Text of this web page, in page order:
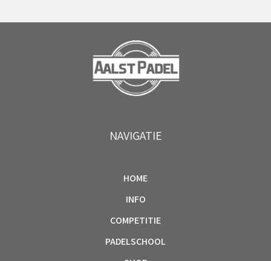
NAVIGATIE
HOME
INFO
COMPETITIE
PADELSCHOOL